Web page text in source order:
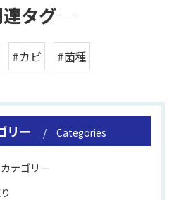
タグ
#カビ #菌種
リー Categories
テゴリー